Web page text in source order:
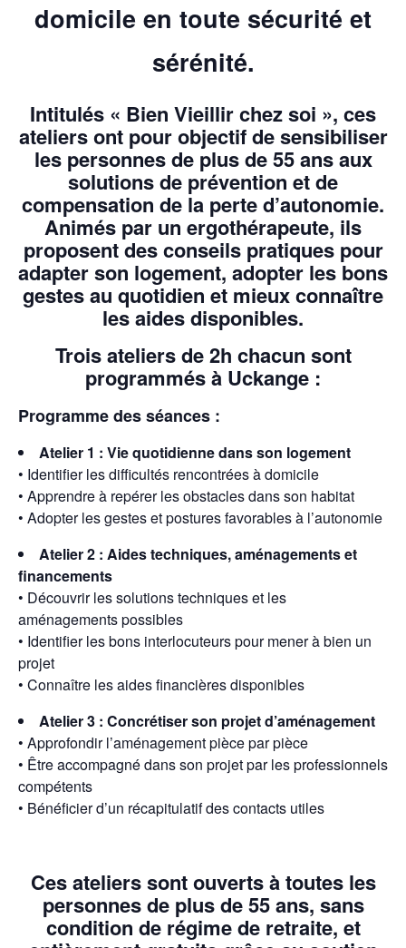
domicile en toute sécurité et
sérénité.
Intitulés « Bien Vieillir chez soi », ces
ateliers ont pour objectif de sensibiliser
les personnes de plus de 55 ans aux
solutions de prévention et de
compensation de la perte d’autonomie.
Animés par un ergothérapeute, ils
proposent des conseils pratiques pour
adapter son logement, adopter les bons
gestes au quotidien et mieux connaître
les aides disponibles.
Trois ateliers de 2h chacun sont
programmés à Uckange :
Programme des séances :
Atelier 1 : Vie quotidienne dans son logement
• Identifier les difficultés rencontrées à domicile
• Apprendre à repérer les obstacles dans son habitat
• Adopter les gestes et postures favorables à l’autonomie
Atelier 2 : Aides techniques, aménagements et
financements
• Découvrir les solutions techniques et les
aménagements possibles
• Identifier les bons interlocuteurs pour mener à bien un
projet
• Connaître les aides financières disponibles
Atelier 3 : Concrétiser son projet d’aménagement
• Approfondir l’aménagement pièce par pièce
• Être accompagné dans son projet par les professionnels
compétents
• Bénéficier d’un récapitulatif des contacts utiles
Ces ateliers sontouverts à toutes les
personnes de plus de 55 ans, sans
condition de régime de retraite, et